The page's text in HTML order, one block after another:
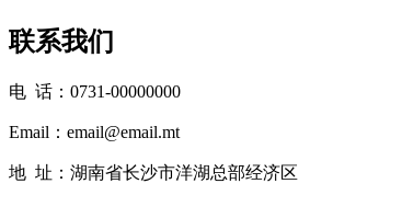
联系我们
电 话：0731-00000000
Email：email@email.mt
地 址：湖南省长沙市洋湖总部经济区